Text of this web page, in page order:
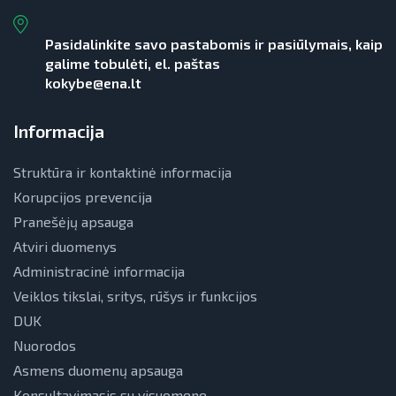
Viešųjų pastatų atnaujinimas
Pasidalinkite savo pastabomis ir pasiūlymais, kaip
galime tobulėti, el. paštas
kokybe@ena.lt
Informacija
Struktūra ir kontaktinė informacija
Korupcijos prevencija
Pranešėjų apsauga
Atviri duomenys
Administracinė informacija
Veiklos tikslai, sritys, rūšys ir funkcijos
DUK
Nuorodos
Asmens duomenų apsauga